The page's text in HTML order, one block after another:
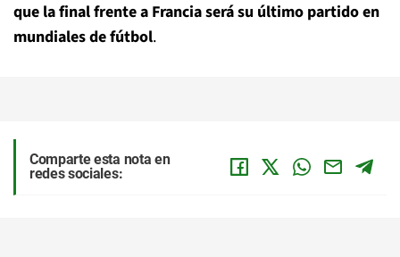
que la final frente a Francia será su último partido en
mundiales de fútbol.
Comparte esta nota en
redes sociales: